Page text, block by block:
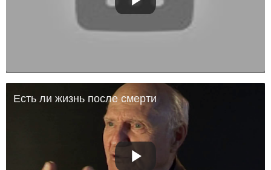
Есть ли жизнь после смерти